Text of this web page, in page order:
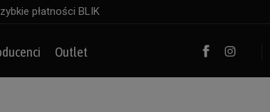
płatności BLIK
Outlet